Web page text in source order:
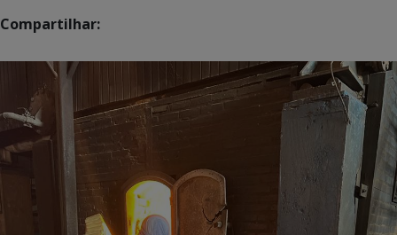
Compartilhar: